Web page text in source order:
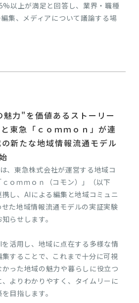
以上が満足と回答し、業界・職種
集、メディアについて議論する場
力"を価値あるストーリー
東急「ｃｏｍｍｏｎ」が連
新たな地域情報流通モデル
、東急株式会社が運営する地域コ
ｏｍｍｏｎ（コモン）」（以下
し、AIによる編集と地域コミュニ
た地域情報流通モデルの実証実験
らせします。
活用し、地域に点在する多様な情
することで、これまで十分に可視
った地域の魅力や暮らしに役立つ
よりわかりやすく、タイムリーに
目指します。